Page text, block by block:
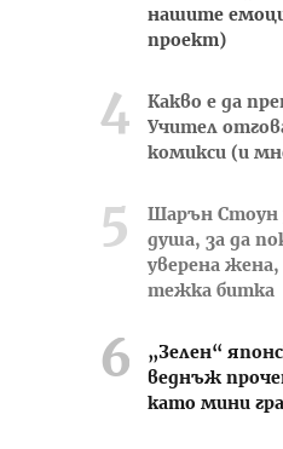
нашите
проект)
Какво е да
Учител
комикси (и
Шарън Стоун
душа, за да
уверена жена,
тежка битка
„Зелен“
веднъж
като мини